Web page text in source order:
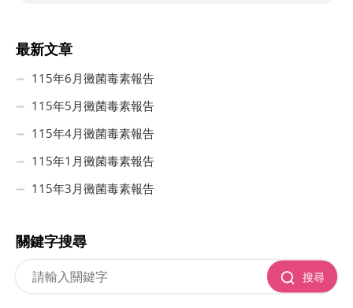
最新文章
115年6月黴菌毒素報告
115年5月黴菌毒素報告
115年4月黴菌毒素報告
115年1月黴菌毒素報告
115年3月黴菌毒素報告
關鍵字搜尋
搜尋